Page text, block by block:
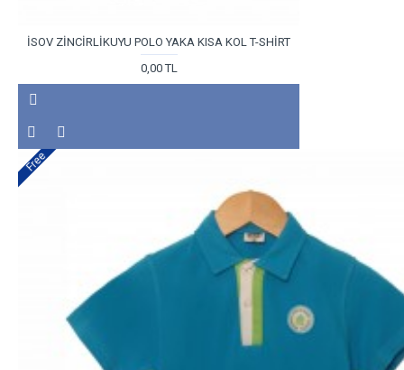
İSOV ZİNCİRLİKUYU POLO YAKA KISA KOL T-SHİRT
0,00 TL
Free